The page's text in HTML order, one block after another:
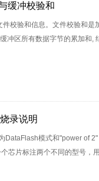
缓冲校验和
校验和信息。文件校验和是
冲区所有数据字节的累加和,
录说明
DataFlash模式和"power of
芯片标注两个不同的型号，